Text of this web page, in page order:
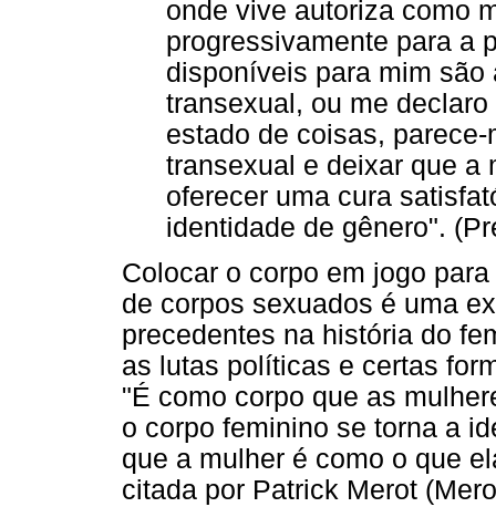
onde vive autoriza como
progressivamente para a
disponíveis para mim
transexual, ou me
estado de coisas,
transexual e deixar que a
oferecer uma cura
identidade de gênero".
Colocar o corpo em jogo
de corpos sexuados é uma
precedentes na história do
as lutas políticas e certas
"É como corpo que as
o corpo feminino se torna a
que a mulher é como o que
citada por Patrick Merot